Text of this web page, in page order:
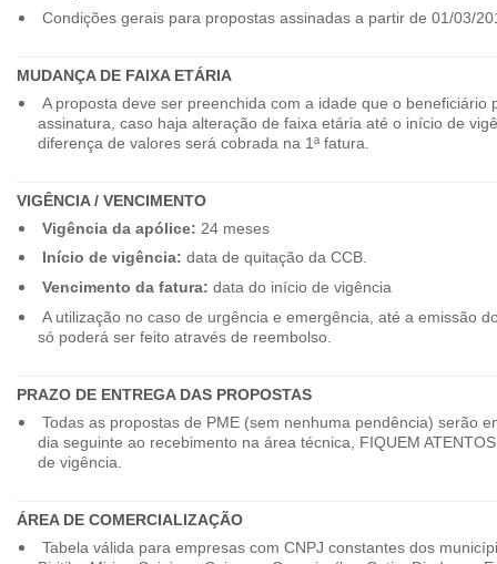
Condições gerais para propostas assinadas a partir de 01/03/
MUDANÇA DE FAIXA ETÁRIA
A proposta deve ser preenchida com a idade que o beneficiário
assinatura, caso haja alteração de faixa etária até o início de
diferença de valores será cobrada na 1ª fatura.
VIGÊNCIA / VENCIMENTO
Vigência da apólice: 24 meses
Início de vigência: data de quitação da CCB.
Vencimento da fatura: data do início de vigência
A utilização no caso de urgência e emergência, até a emissão
só poderá ser feito através de reembolso.
PRAZO DE ENTREGA DAS PROPOSTAS
Todas as propostas de PME (sem nenhuma pendência) serão
dia seguinte ao recebimento na área técnica, FIQUEM
de vigência.
ÁREA DE COMERCIALIZAÇÃO
Tabela válida para empresas com CNPJ constantes dos